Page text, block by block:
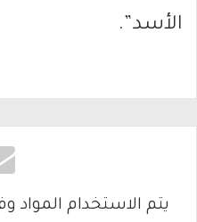
الأسد”.